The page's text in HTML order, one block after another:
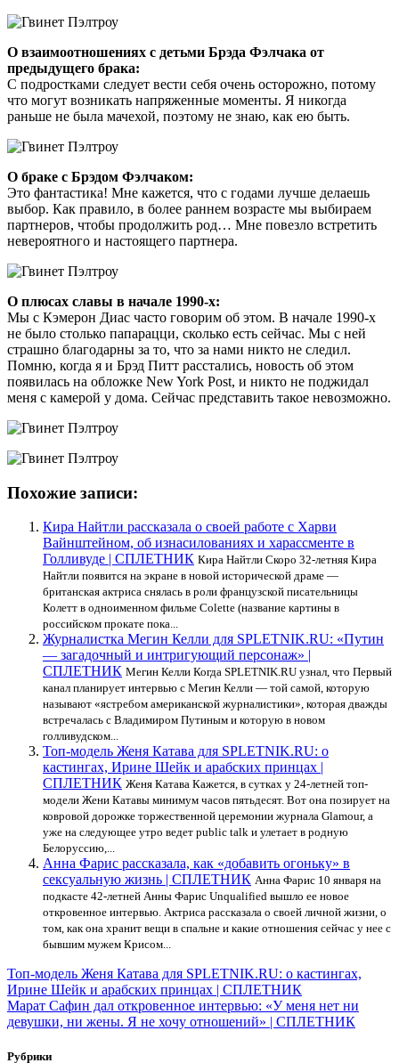
О взаимоотношениях с детьми Брэда Фэлчака от
предыдущего брака:
С подростками следует вести себя очень осторожно, потому
что могут возникать напряженные моменты. Я никогда
раньше не была мачехой, поэтому не знаю, как ею быть.
О браке с Брэдом Фэлчаком:
Это фантастика! Мне кажется, что с годами лучше делаешь
выбор. Как правило, в более раннем возрасте мы выбираем
партнеров, чтобы продолжить род… Мне повезло встретить
невероятного и настоящего партнера.
О плюсах славы в начале 1990-х:
Мы с Кэмерон Диас часто говорим об этом. В начале 1990-х
не было столько папарацци, сколько есть сейчас. Мы с ней
страшно благодарны за то, что за нами никто не следил.
Помню, когда я и Брэд Питт расстались, новость об этом
появилась на обложке New York Post, и никто не поджидал
меня с камерой у дома. Сейчас представить такое невозможно.
Похожие записи:
Кира Найтли рассказала о своей работе с Харви
Вайнштейном, об изнасилованиях и харассменте в
Голливуде | СПЛЕТНИК Кира Найтли Скоро 32-летняя Кира
Найтли появится на экране в новой исторической драме —
британская актриса снялась в роли французской писательницы
Колетт в одноименном фильме Colette (название картины в
российском прокате пока...
Журналистка Мегин Келли для SPLETNIK.RU: «Путин
— загадочный и интригующий персонаж» |
СПЛЕТНИК Мегин Келли Когда SPLETNIK.RU узнал, что Первый
канал планирует интервью с Мегин Келли — той самой, которую
называют «ястребом американской журналистики», которая дважды
встречалась с Владимиром Путиным и которую в новом
голливудском...
Топ-модель Женя Катава для SPLETNIK.RU: о
кастингах, Ирине Шейк и арабских принцах |
СПЛЕТНИК Женя Катава Кажется, в сутках у 24-летней топ-
модели Жени Катавы минимум часов пятьдесят. Вот она позирует на
ковровой дорожке торжественной церемонии журнала Glamour, а
уже на следующее утро ведет public talk и улетает в родную
Белоруссию,...
Анна Фарис рассказала, как «добавить огоньку» в
сексуальную жизнь | СПЛЕТНИК Анна Фарис 10 января на
подкасте 42-летней Анны Фарис Unqualified вышло ее новое
откровенное интервью. Актриса рассказала о своей личной жизни, о
том, как она хранит вещи в спальне и какие отношения сейчас у нее с
бывшим мужем Крисом...
Навигация
по
записям
Топ-модель Женя Катава для SPLETNIK.RU: о кастингах,
Ирине Шейк и арабских принцах | СПЛЕТНИК
Марат Сафин дал откровенное интервью: «У меня нет ни
девушки, ни жены. Я не хочу отношений» | СПЛЕТНИК
Рубрики